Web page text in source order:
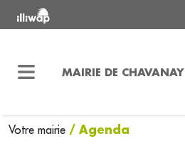
MAIRIE DE CHAVANAY
Votre mairie / Agenda